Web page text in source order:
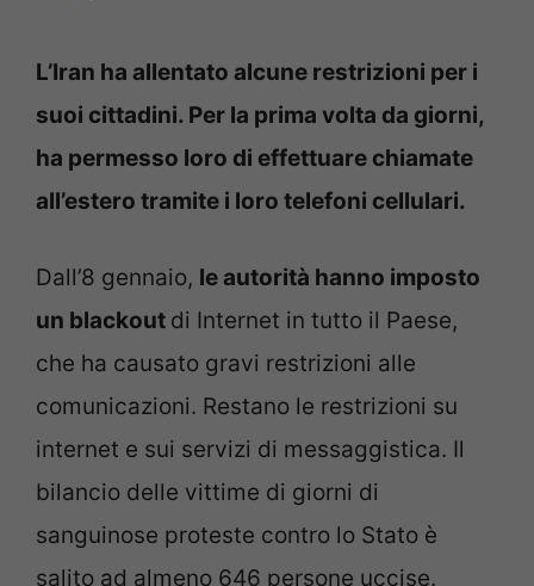
L’Iran ha allentato alcune restrizioni per i
suoi cittadini. Per la prima volta da giorni,
ha permesso loro di effettuare chiamate
all’estero tramite i loro telefoni cellulari.
Dall’8 gennaio, le autorità hanno imposto
un blackout di Internet in tutto il Paese,
che ha causato gravi restrizioni alle
comunicazioni. Restano le restrizioni su
internet e sui servizi di messaggistica. Il
bilancio delle vittime di giorni di
sanguinose proteste contro lo Stato è
salito ad almeno 646 persone uccise.